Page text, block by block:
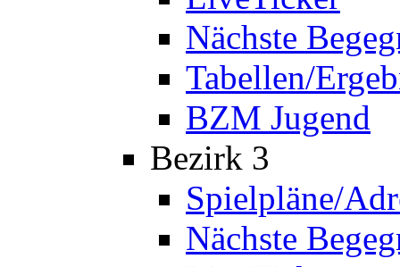
Nächste
Tabellen/
BZM Jugend
Bezirk 3
Spielpläne/
Nächste